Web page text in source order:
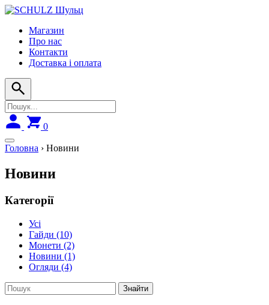
Skip
navigationМагазин
Про нас
Контакти
Доставка і оплата
0
Головна › Новини
Новини
Категорії
Усі
Гайди (10)
Монети (2)
Новини (1)
Огляди (4)
Знайти